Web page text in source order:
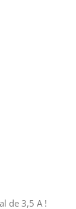
de 3,5 A !